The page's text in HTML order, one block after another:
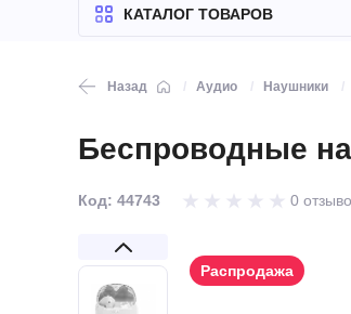
КАТАЛОГ ТОВАРОВ
Назад Аудио Наушники
Беспроводные
Код: 44743 0
Распродажа